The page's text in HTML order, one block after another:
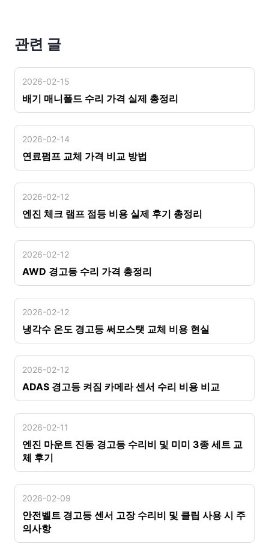
관련 글
2026-02-15
배기 매니폴드 수리 가격 실제 총정리
2026-02-14
연료펌프 교체 가격 비교 방법
2026-02-12
엔진 체크 램프 점등 비용 실제 후기 총정리
2026-02-12
AWD 경고등 수리 가격 총정리
2026-02-12
냉각수 온도 경고등 써모스탯 교체 비용 현실
2026-02-12
ADAS 경고등 켜짐 카메라 센서 수리 비용 비교
2026-02-11
엔진 마운트 진동 경고등 수리비 및 미미 3종 세트 교
체 후기
2026-02-09
안전벨트 경고등 센서 고장 수리비 및 클립 사용 시 주
의사항